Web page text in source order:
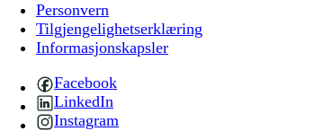
Personvern
Tilgjengelighetserklæring
Informasjonskapsler
Facebook
LinkedIn
Instagram